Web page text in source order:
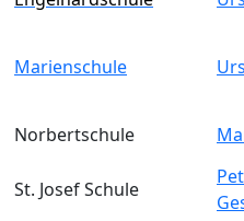
Marienschule
Norbertschule
St. Josef Schule